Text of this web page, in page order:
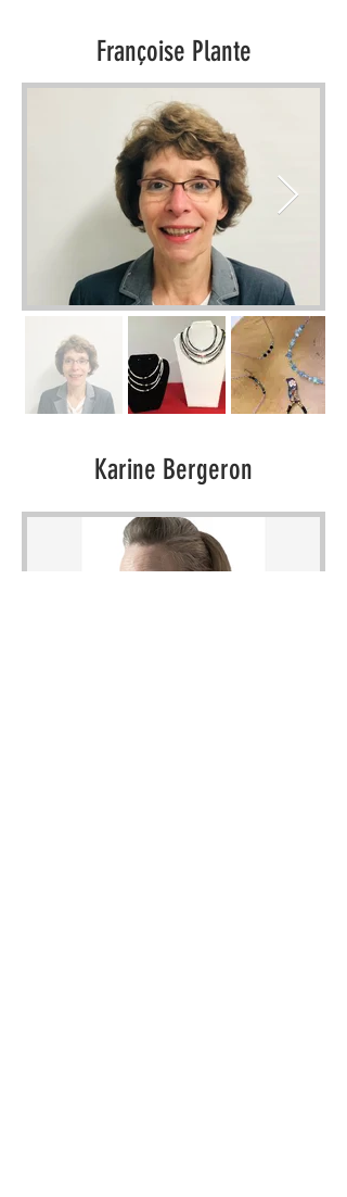
Françoise Plante
Karine Bergeron